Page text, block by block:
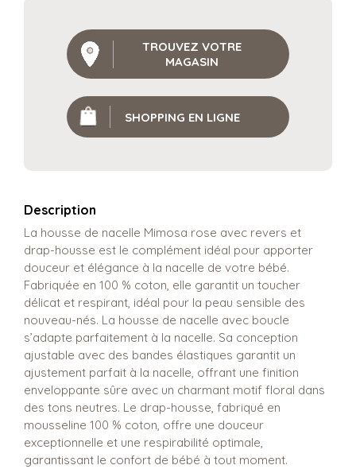
TROUVEZ VOTRE
MAGASIN
SHOPPING EN LIGNE
Description
La housse de nacelle Mimosa rose avec revers et
drap-housse est le complément idéal pour apporter
douceur et élégance à la nacelle de votre bébé.
Fabriquée en 100 % coton, elle garantit un toucher
délicat et respirant, idéal pour la peau sensible des
nouveau-nés. La housse de nacelle avec boucle
s’adapte parfaitement à la nacelle. Sa conception
ajustable avec des bandes élastiques garantit un
ajustement parfait à la nacelle, offrant une finition
enveloppante sûre avec un charmant motif floral dans
des tons neutres. Le drap-housse, fabriqué en
mousseline 100 % coton, offre une douceur
exceptionnelle et une respirabilité optimale,
garantissant le confort de bébé à tout moment.